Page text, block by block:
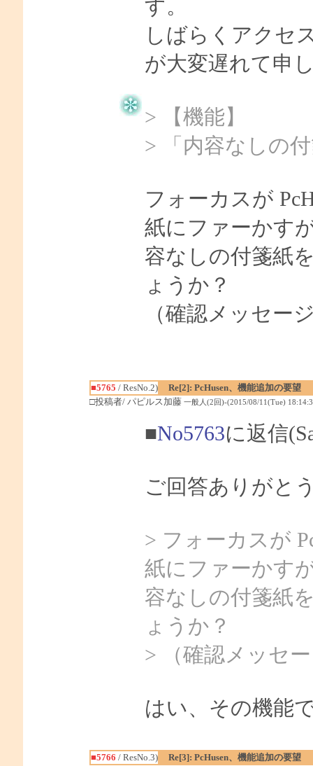
す。
しばらくアクセ
が大変遅れて申
> 【機能】
> 「内容なしの
フォーカスが
紙にファーかす
容なしの付箋紙
ょうか？
（確認メッセー
■5765 / ResNo.2)
Re[2]: PcHusen、機能追加の要望
□投稿者/ パピルス加藤 一般人(2回)-(2015/08/11(Tue)
■No5763に返信
ご回答ありがと
> フォーカスが
紙にファーかす
容なしの付箋紙
ょうか？
> （確認メッセ
はい、その機能
■5766 / ResNo.3)
Re[3]: PcHusen、機能追加の要望